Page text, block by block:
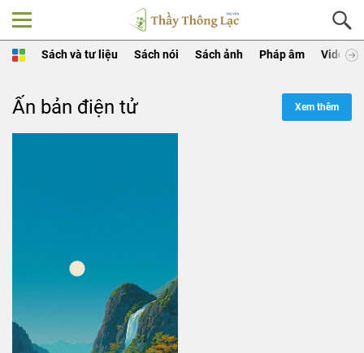
Sách và tư liệu Sách nói Sách ảnh Pháp âm Video
Ấn bản điện tử Xem thêm